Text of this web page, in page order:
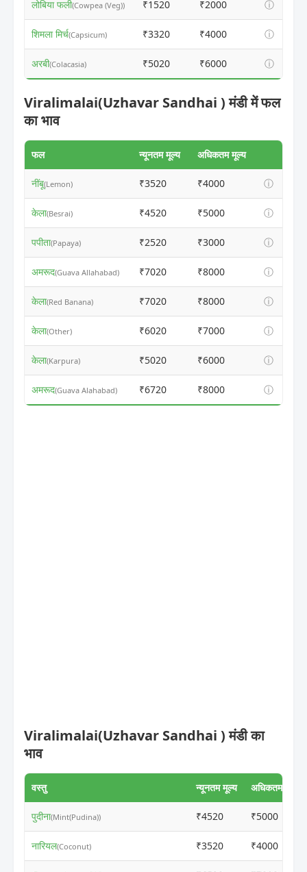
लोबिया फली(Cowpea (Veg)) ₹1520 ₹2000 ⓘ
शिमला मिर्च(Capsicum) ₹3320 ₹4000 ⓘ
अरबी(Colacasia) ₹5020 ₹6000 ⓘ
Viralimalai(Uzhavar Sandhai ) मंडी में फल
का भाव
फल न्यूनतम मूल्य अधिकतम मूल्य
नींबू(Lemon) ₹3520 ₹4000 ⓘ
केला(Besrai) ₹4520 ₹5000 ⓘ
पपीता(Papaya) ₹2520 ₹3000 ⓘ
अमरूद(Guava Allahabad) ₹7020 ₹8000 ⓘ
केला(Red Banana) ₹7020 ₹8000 ⓘ
केला(Other) ₹6020 ₹7000 ⓘ
केला(Karpura) ₹5020 ₹6000 ⓘ
अमरूद(Guava Alahabad) ₹6720 ₹8000 ⓘ
Viralimalai(Uzhavar Sandhai ) मंडी का
भाव
वस्तु न्यूनतम मूल्य अधिकतम मूल्य
पुदीना(Mint(Pudina)) ₹4520 ₹5000
नारियल(Coconut) ₹3520 ₹4000